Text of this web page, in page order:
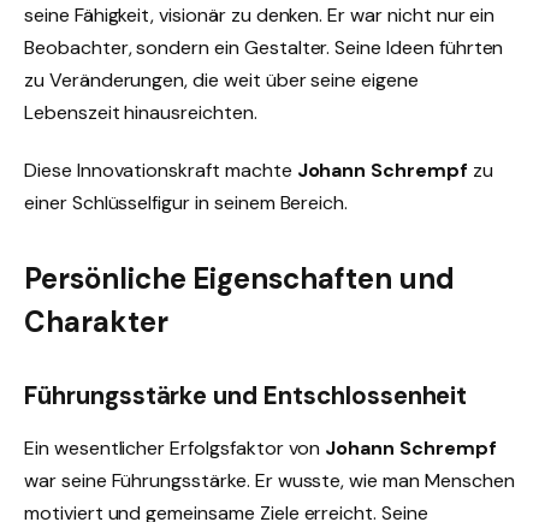
seine Fähigkeit, visionär zu denken. Er war nicht nur ein
Beobachter, sondern ein Gestalter. Seine Ideen führten
zu Veränderungen, die weit über seine eigene
Lebenszeit hinausreichten.
Diese Innovationskraft machte Johann Schrempf zu
einer Schlüsselfigur in seinem Bereich.
Persönliche Eigenschaften und
Charakter
Führungsstärke und Entschlossenheit
Ein wesentlicher Erfolgsfaktor von Johann Schrempf
war seine Führungsstärke. Er wusste, wie man Menschen
motiviert und gemeinsame Ziele erreicht. Seine